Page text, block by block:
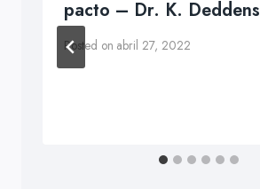
pacto – Dr. K. Deddens
Posted on abril 27, 2022